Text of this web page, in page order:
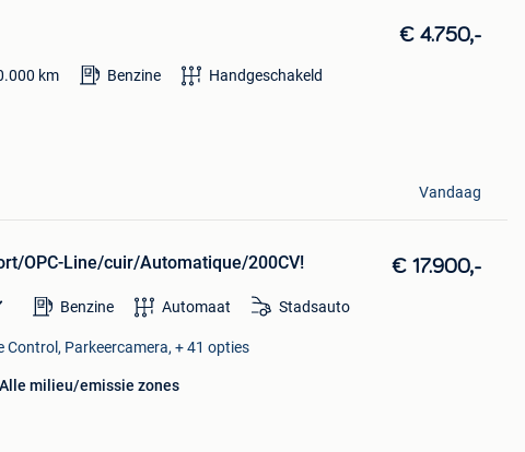
€ 4.750,-
km Benzine Handgeschakeld
Vandaag
OPC-Line/cuir/Automatique/200CV! € 17.900,-
Benzine Automaat Stadsauto
Control, Parkeercamera, + 41 opties
Alle milieu/emissie zones